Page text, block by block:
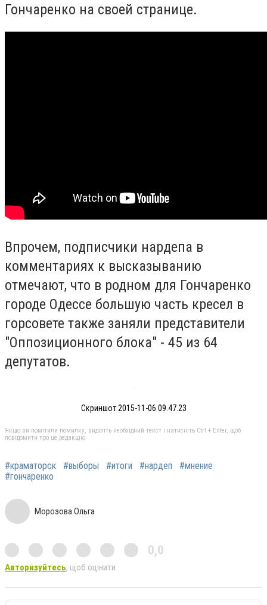
Гончаренко на своей странице.
Впрочем, подписчики нардепа в
комментариях к высказыванию
отмечают, что в родном для Гончаренко
городе Одессе большую часть кресел в
горсовете также заняли представители
"Оппозиционного блока" - 45 из 64
депутатов.
Скриншот 2015-11-06 09.47.23
Якщо ви помітили помилку, виділіть необхідний текст і натисніть Ctrl + Enter, щоб
повідомити про це редакцію
#краматорск #выборы #итоги #нардеп
#мнение
#гончаренко
Морозова Ольга
0,0
Авторизуйтесь, щоб оцінити